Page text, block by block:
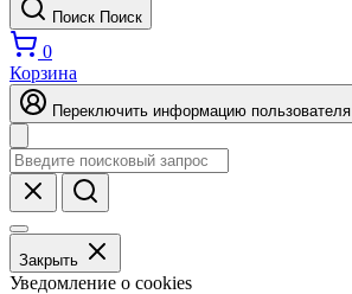
Поиск Поиск
0
Корзина
Переключить информацию пользователя
Закрыть
Уведомление о cookies